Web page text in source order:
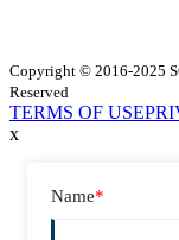
Copyright © 2016-2025
Reserved
TERMS OF USE
x
Name*